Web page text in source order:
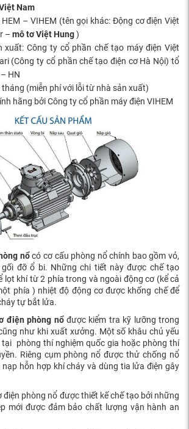
Nam
– VIHEM (tên gọi khác: Động cơ điện Việt
– mô tơ Việt Hung)
xuất: Công ty cổ phần chế tạo máy điện Việt
(Công ty cổ phần chế tạo điện cơ Hà Nội) tổ
HN
tháng (miễn phí với lỗi từ nhà sản xuất)
hãng bởi Công ty cổ phần máy điện VIHEM
nổcó cơ cấu phòng nổ chính bao gồm vỏ,
gối đỡ ổ bi. Những chi tiết này được chế tạo
lọt khí từ 2 phía trong và ngoài động cơ (kể cả
phía ) nhiệt độ động cơ được khống chế để
tự bắt lửa.
điện phòng nổđược kiểm tra kỹ lưỡng trong
như khi xuất xưởng. Một số khâu chủ yếu
phòng thí nghiệm quốc gia hoặc phòng thí
Riêng cụm phòng nổ được thử chống nổ
hỗn hợp khí cháy và dùng tia lửa điện gây
điện phòng nổ được thiết kế chế tạo bởi những
mới được đảm bảo chất lượng vận hành an